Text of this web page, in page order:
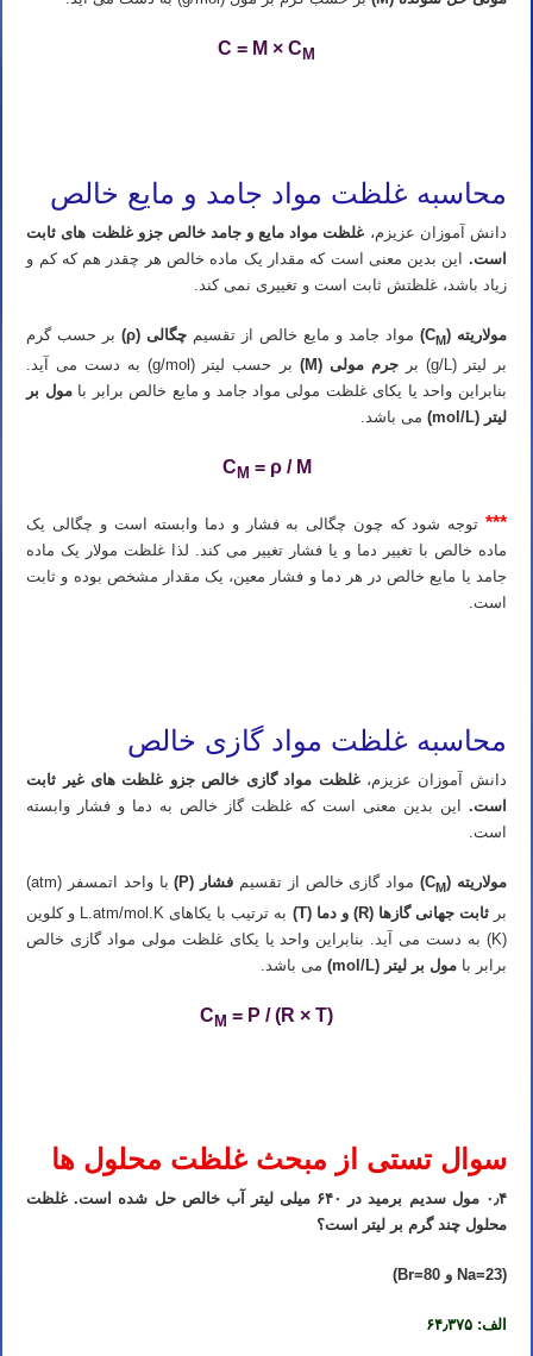
C = M × C M
محاسبه غلظت مواد جامد و مایع خالص
دانش آموزان عزیزم، غلظت مواد مایع و جامد خالص جزو غلظت های ثابت
است. این بدین معنی است که مقدار یک ماده خالص هر چقدر هم که کم و
زیاد باشد، غلظتش ثابت است و تغییری نمی کند.
مولاریته (CM
) مواد جامد و مایع خالص از تقسیم چگالی (ρ)
بر حسب گرم
بر لیتر (g/L) بر
جرم مولی (M)
بر حسب لیتر (g/mol) به دست می آید.
بنابراین واحد یا یکای غلظت مولی مواد جامد و مایع خالص برابر بامول بر
لیتر (mol/L)
می باشد.
C M = ρ / M
*** توجه شود که چون چگالی به فشار و دما وابسته است و چگالی یک
ماده خالص با تغییر دما و یا فشار تغییر می کند. لذا غلظت مولار یک ماده
جامد یا مایع خالص در هر دما و فشار معین، یک مقدار مشخص بوده و ثابت
است.
محاسبه غلظت مواد گازی خالص
دانش آموزان عزیزم،غلظت مواد گازی خالص جزو غلظت های غیر ثابت
است. این بدین معنی است که غلظت گاز خالص به دما و فشار وابسته
است.
مولاریته (CM
) مواد گازی خالص از تقسیم فشار (P)
با واحد اتمسفر (atm)
برثابت جهانی گازها (R) و دما (T)
به ترتیب با یکاهای L.atm/mol.K و کلوین
(K) به دست می آید. بنابراین واحد یا یکای غلظت مولی مواد گازی خالص
برابر بامول بر لیتر (mol/L) می باشد.
C M = P / (R × T)
سوال تستی از مبحث غلظت محلول ها
۰٫۴ مول سدیم برمید در ۶۴۰ میلی لیتر آب خالص حل شده است. غلظت
محلول چند گرم بر لیتر است؟
(Na=23 و Br=80)
الف: ۶۴٫۳۷۵